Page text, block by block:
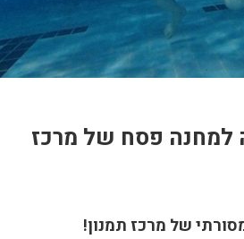
פסח של מרכז
של מרכז תמנון!